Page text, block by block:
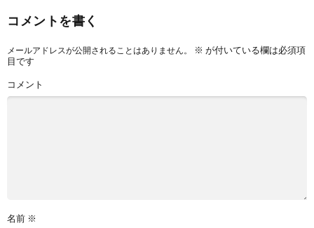
コメントを書く
メールアドレスが公開されることはありません。 ※ が付いている欄は必須項
目です
コメント
名前 ※